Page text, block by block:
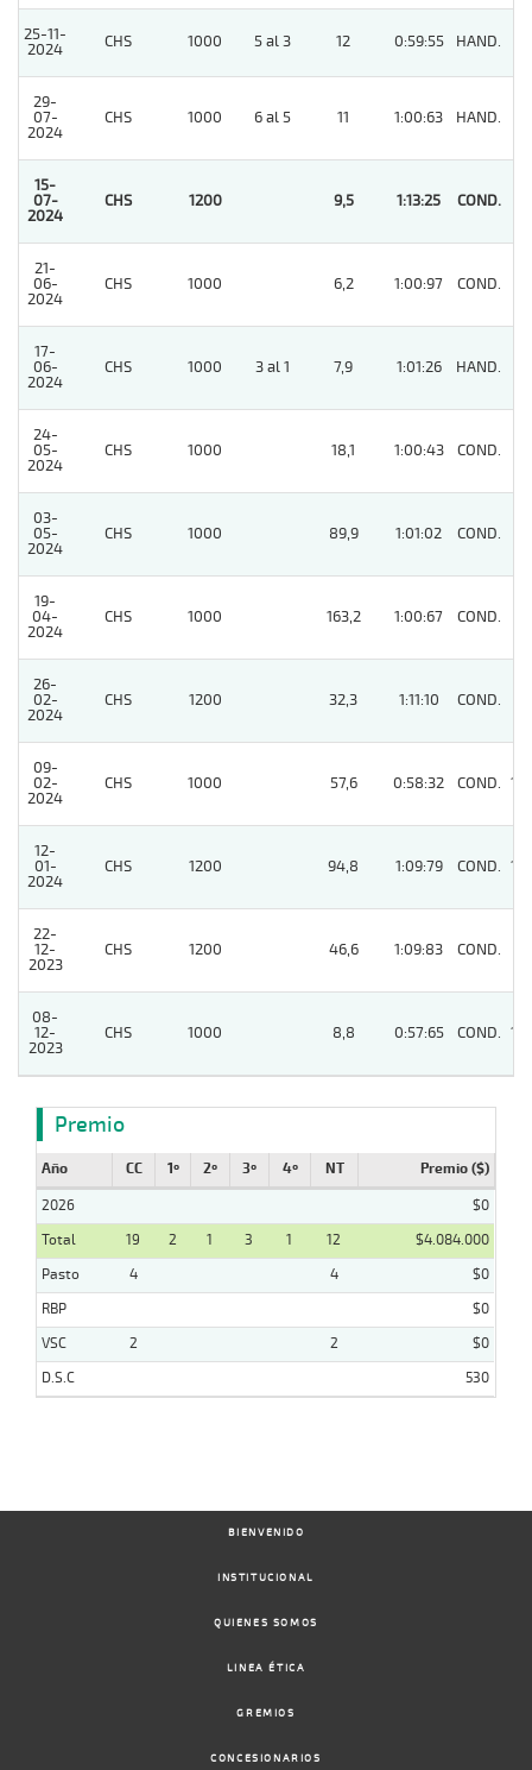
25-11-
2024
CHS 1000 5 al 3 12 0:59:55 HAND.
29-
07-
2024
CHS 1000 6 al 5 11 1:00:63 HAND.
15-
07-
2024
CHS 1200 9,5 1:13:25 COND.
21-
06-
2024
CHS 1000 6,2 1:00:97 COND.
17-
06-
2024
CHS 1000 3 al 1 7,9 1:01:26 HAND.
24-
05-
2024
CHS 1000 18,1 1:00:43 COND.
03-
05-
2024
CHS 1000 89,9 1:01:02 COND.
19-
04-
2024
CHS 1000 163,2 1:00:67 COND.
26-
02-
2024
CHS 1200 32,3 1:11:10 COND.
09-
02-
2024
CHS 1000 57,6 0:58:32 COND. 10
12-
01-
2024
CHS 1200 94,8 1:09:79 COND. 14
22-
12-
2023
CHS 1200 46,6 1:09:83 COND.
08-
12-
2023
CHS 1000 8,8 0:57:65 COND. 10
Premio
Año CC 1º 2º 3º 4º NT Premio ($)
2026
$0
Total
19 2 1 3 1 12
$4.084.000
Pasto
4 4
$0
RBP
$0
VSC
2 2
$0
D.S.C
530
BIENVENIDO
INSTITUCIONAL
QUIENES SOMOS
LINEA ÉTICA
GREMIOS
CONCESIONARIOS